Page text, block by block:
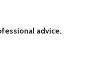
advice.